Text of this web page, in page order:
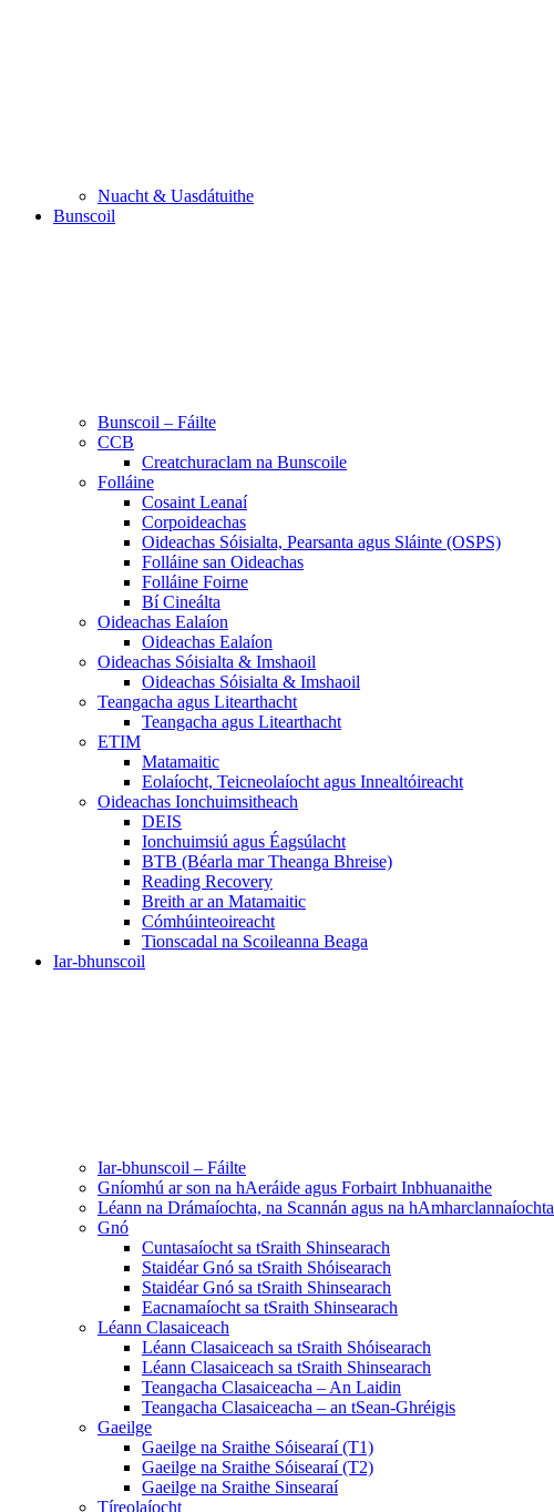
Nuacht & Uasdátuithe
Bunscoil
Bunscoil – Fáilte
CCB
Creatchuraclam na Bunscoile
Folláine
Cosaint Leanaí
Corpoideachas
Oideachas Sóisialta, Pearsanta agus Sláinte (OSPS)
Folláine san Oideachas
Folláine Foirne
Bí Cineálta
Oideachas Ealaíon
Oideachas Ealaíon
Oideachas Sóisialta & Imshaoil
Oideachas Sóisialta & Imshaoil
Teangacha agus Litearthacht
Teangacha agus Litearthacht
ETIM
Matamaitic
Eolaíocht, Teicneolaíocht agus Innealtóireacht
Oideachas Ionchuimsitheach
DEIS
Ionchuimsiú agus Éagsúlacht
BTB (Béarla mar Theanga Bhreise)
Reading Recovery
Breith ar an Matamaitic
Cómhúinteoireacht
Tionscadal na Scoileanna Beaga
Iar-bhunscoil
Iar-bhunscoil – Fáilte
Gníomhú ar son na hAeráide agus Forbairt Inbhuanaithe
Léann na Drámaíochta, na Scannán agus na hAmharclannaíochta
Gnó
Cuntasaíocht sa tSraith Shinsearach
Staidéar Gnó sa tSraith Shóisearach
Staidéar Gnó sa tSraith Shinsearach
Eacnamaíocht sa tSraith Shinsearach
Léann Clasaiceach
Léann Clasaiceach sa tSraith Shóisearach
Léann Clasaiceach sa tSraith Shinsearach
Teangacha Clasaiceacha – An Laidin
Teangacha Clasaiceacha – an tSean-Ghréigis
Gaeilge
Gaeilge na Sraithe Sóisearaí (T1)
Gaeilge na Sraithe Sóisearaí (T2)
Gaeilge na Sraithe Sinsearaí
Tíreolaíocht